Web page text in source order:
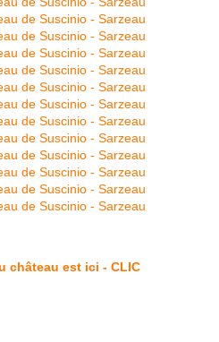
château est ici - CLIC